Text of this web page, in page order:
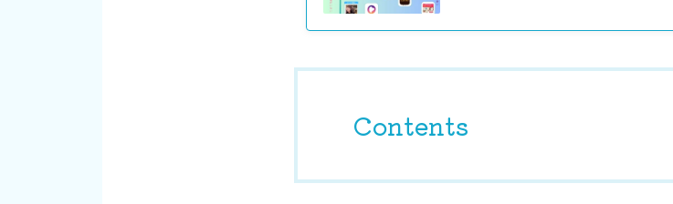
Contents